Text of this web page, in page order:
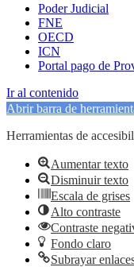
Poder Judicial
FNE
OECD
ICN
Portal pago de
Ir al contenido
Abrir barra de
Herramientas de
Aumentar texto
Disminuir texto
Escala de grises
Alto contraste
Contraste
Fondo claro
Subrayar